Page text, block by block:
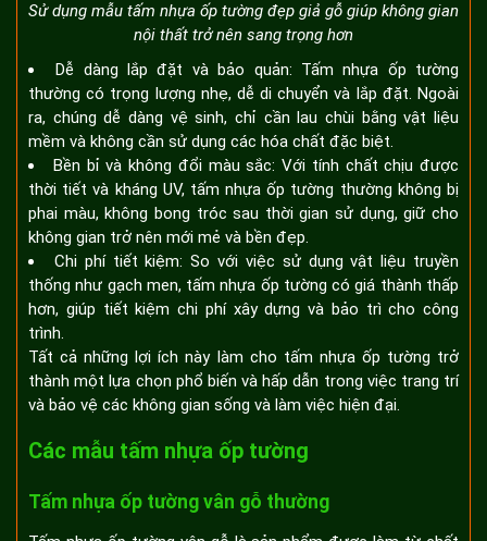
Sử dụng mẫu tấm nhựa ốp tường đẹp giả gỗ giúp không gian
nội thất trở nên sang trọng hơn
Dễ dàng lắp đặt và bảo quản: Tấm nhựa ốp tường
thường có trọng lượng nhẹ, dễ di chuyển và lắp đặt. Ngoài
ra, chúng dễ dàng vệ sinh, chỉ cần lau chùi bằng vật liệu
mềm và không cần sử dụng các hóa chất đặc biệt.
Bền bỉ và không đổi màu sắc: Với tính chất chịu được
thời tiết và kháng UV, tấm nhựa ốp tường thường không bị
phai màu, không bong tróc sau thời gian sử dụng, giữ cho
không gian trở nên mới mẻ và bền đẹp.
Chi phí tiết kiệm: So với việc sử dụng vật liệu truyền
thống như gạch men, tấm nhựa ốp tường có giá thành thấp
hơn, giúp tiết kiệm chi phí xây dựng và bảo trì cho công
trình.
Tất cả những lợi ích này làm cho tấm nhựa ốp tường trở
thành một lựa chọn phổ biến và hấp dẫn trong việc trang trí
và bảo vệ các không gian sống và làm việc hiện đại.
Các mẫu tấm nhựa ốp tường
Tấm nhựa ốp tường vân gỗ thường